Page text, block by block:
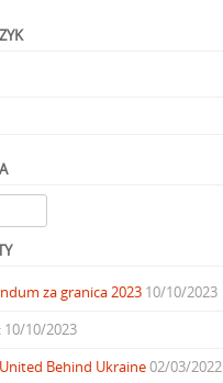
za granica 2023 10/10/2023
10/10/2023
Behind Ukraine02/03/2022